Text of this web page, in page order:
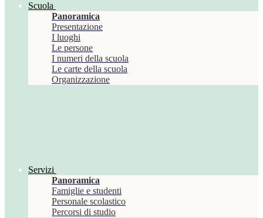
Scuola
Panoramica
Presentazione
I luoghi
Le persone
I numeri della scuola
Le carte della scuola
Organizzazione
Servizi
Panoramica
Famiglie e studenti
Personale scolastico
Percorsi di studio